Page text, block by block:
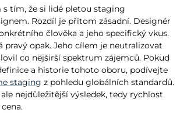
s tím, že si lidé pletou staging
Rozdíl je přitom zásadní. Designér
člověka a jeho specifický vkus.
pravý opak. Jeho cílem je neutralizovat
co nejširší spektrum zájemců. Pokud
a historie tohoto oboru, podívejte
staging z pohledu globálních standardů.
ale nejdůležitější výsledek, tedy rychlost